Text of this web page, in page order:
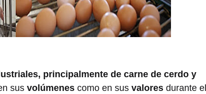
principalmente de carne de cerdo y
sus volúmenes como en sus valores durante el